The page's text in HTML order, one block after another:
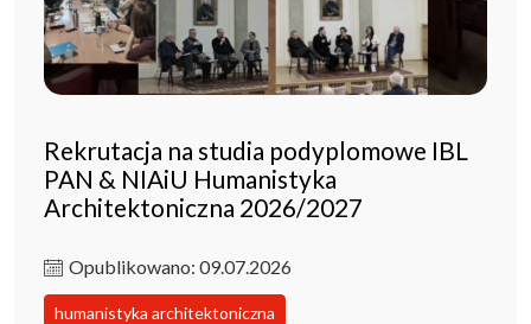
Rekrutacja na studia podyplomowe IBL
PAN & NIAiU Humanistyka
Architektoniczna 2026/2027
Opublikowano: 09.07.2026
humanistyka architektoniczna